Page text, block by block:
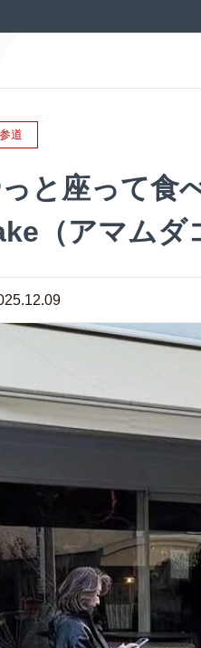
道
と座って食
（アマムダ